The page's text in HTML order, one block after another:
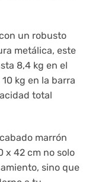
un robusto
metálica, este
8,4 kg en el
kg en la barra
total
marrón
x 42 cm no solo
sino que